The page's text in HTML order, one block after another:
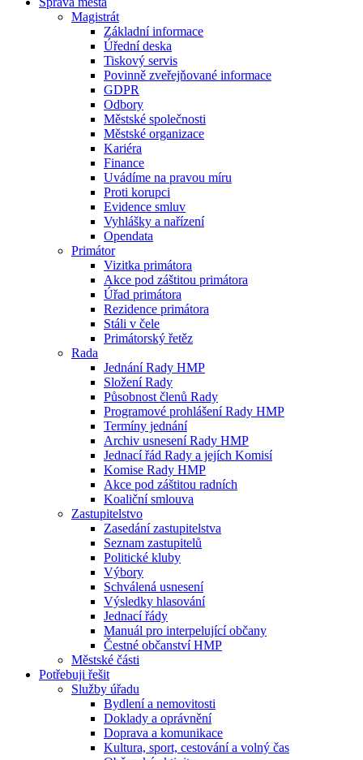
Magistrát
Základní informace
Úřední deska
Tiskový servis
Povinně zveřejňované informace
GDPR
Odbory
Městské společnosti
Městské organizace
Kariéra
Finance
Uvádíme na pravou míru
Proti korupci
Evidence smluv
Vyhlášky a nařízení
Opendata
Primátor
Vizitka primátora
Akce pod záštitou primátora
Úřad primátora
Rezidence primátora
Stáli v čele
Primátorský řetěz
Rada
Jednání Rady HMP
Složení Rady
Působnost členů Rady
Programové prohlášení Rady HMP
Termíny jednání
Archiv usnesení Rady HMP
Jednací řád Rady a jejích Komisí
Komise Rady HMP
Akce pod záštitou radních
Koaliční smlouva
Zastupitelstvo
Zasedání zastupitelstva
Seznam zastupitelů
Politické kluby
Výbory
Schválená usnesení
Výsledky hlasování
Jednací řády
Manuál pro interpelující občany
Čestné občanství HMP
Městské části
Potřebuji řešit
Služby úřadu
Bydlení a nemovitosti
Doklady a oprávnění
Doprava a komunikace
Kultura, sport, cestování a volný čas